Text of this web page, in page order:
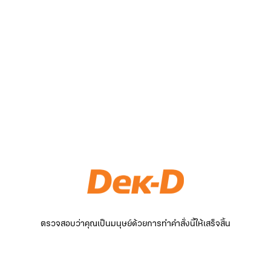
ตรวจสอบว่าคุณเป็นมนุษย์ด้วยการทำคำสั่งนี้ให้เสร็จสิ้น